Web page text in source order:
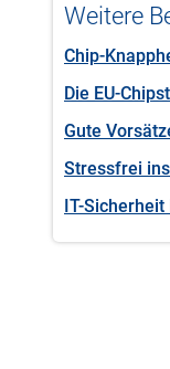
Weitere
Chip-
Die EU-
Gute
Stressfrei
IT-Sicherheit